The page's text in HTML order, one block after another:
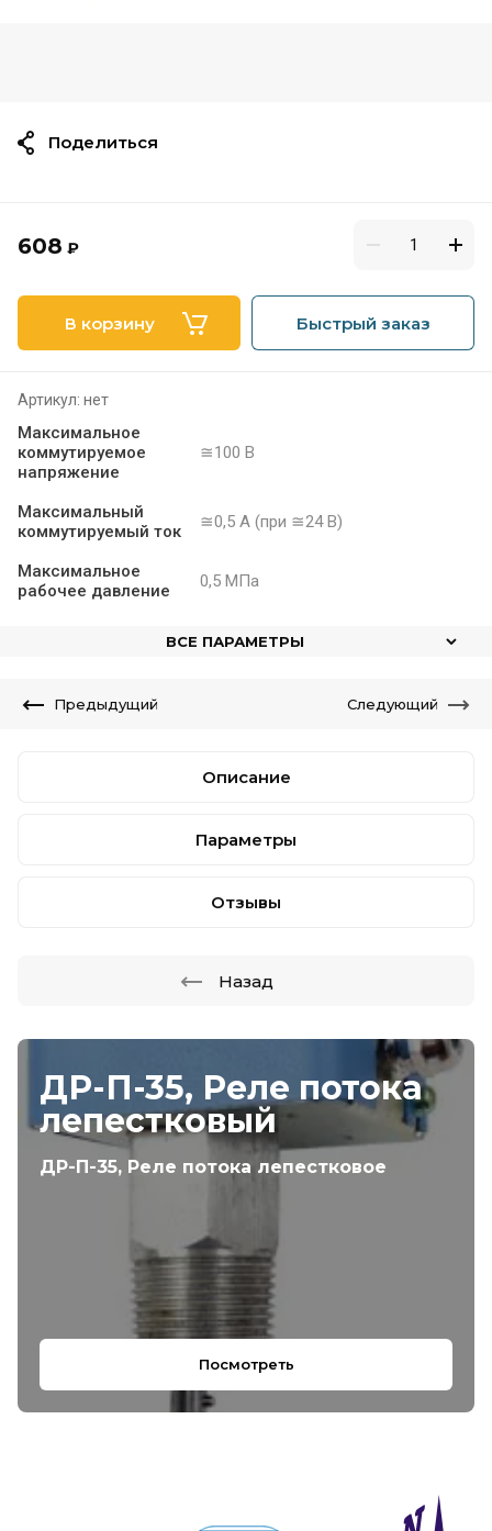
ДР-П-35, Реле потока
лепестковый
ДР-П-35, Реле потока лепестковое
Посмотреть
608 ₽
В корзину Быстрый заказ
Артикул: нет
Максимальное
коммутируемое
напряжение
≅100 В
Максимальный
коммутируемый ток
≅0,5 А (при ≅24 В)
Максимальное
рабочее давление
0,5 МПа
ВСЕ ПАРАМЕТРЫ
Поделиться
Предыдущий Следующий
Описание
Параметры
Отзывы
Назад